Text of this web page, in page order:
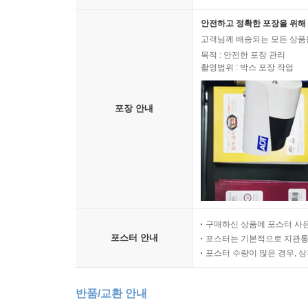
포장 안내
안전하고 정확한 포장을 위
고객님께 배송되는 모든 상
목적 : 안전한 포장 관리
촬영범위 : 박스 포장 작업
포스터 안내
구매하신 상품에 포스터 사
포스터는 기본적으로 지관
포스터 수량이 많은 경우,
반품/교환 안내